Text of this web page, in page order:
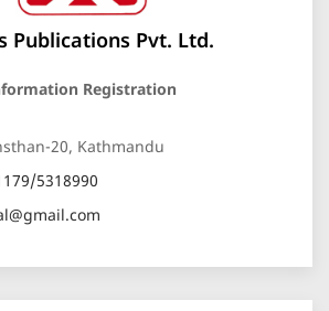
Publications Pvt. Ltd.
Registration
20, Kathmandu
5318990